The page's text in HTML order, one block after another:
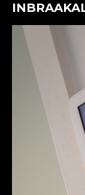
Blog
Waarom LUCO
In de media
Contact
Maak een